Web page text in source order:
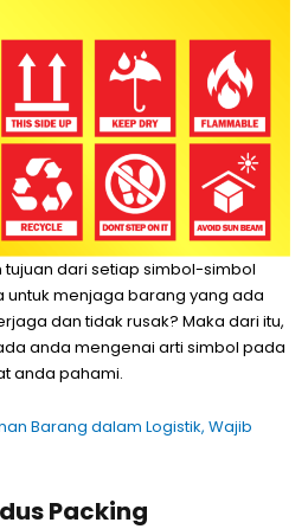
tujuan dari setiap simbol-simbol
menjaga barang yang ada
dan tidak rusak? Maka dari itu,
anda mengenai arti simbol pada
anda pahami.
Barang dalam Logistik, Wajib
Packing